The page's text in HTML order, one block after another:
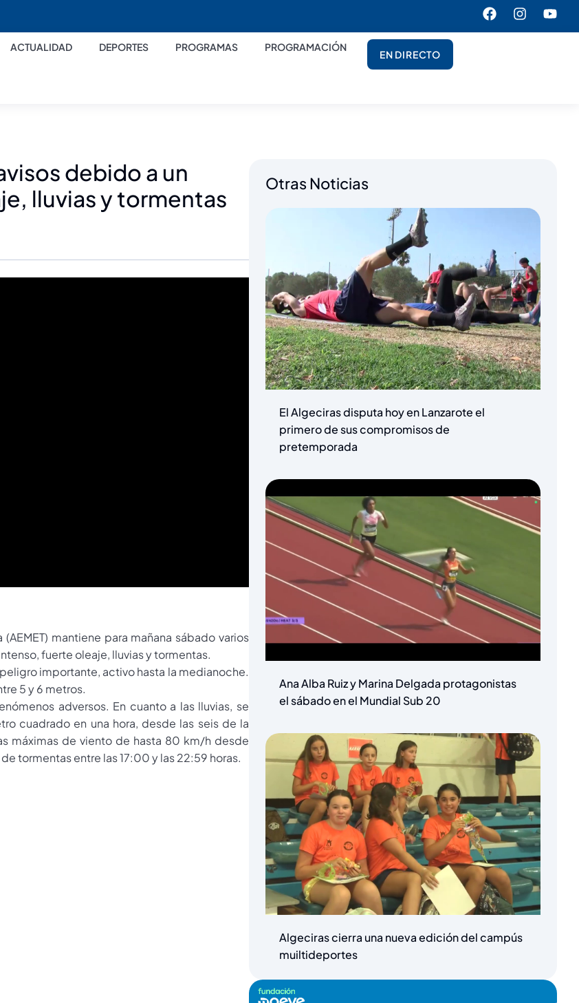
ACTUALIDAD DEPORTES PROGRAMAS PROGRAMACIÓN
EN DIRECTO
debido a un
lluvias y tormentas
mantiene para mañana sábado varios
fuerte oleaje, lluvias y tormentas.
importante, activo hasta la medianoche.
5 y 6 metros.
adversos. En cuanto a las lluvias, se
cuadrado en una hora, desde las seis de la
máximas de viento de hasta 80 km/h desde
tormentas entre las 17:00 y las 22:59 horas.
Otras Noticias
El Algeciras disputa hoy en Lanzarote el
primero de sus compromisos de
pretemporada
Ana Alba Ruiz y Marina Delgada protagonistas
el sábado en el Mundial Sub 20
Algeciras cierra una nueva edición del campús
muiltideportes